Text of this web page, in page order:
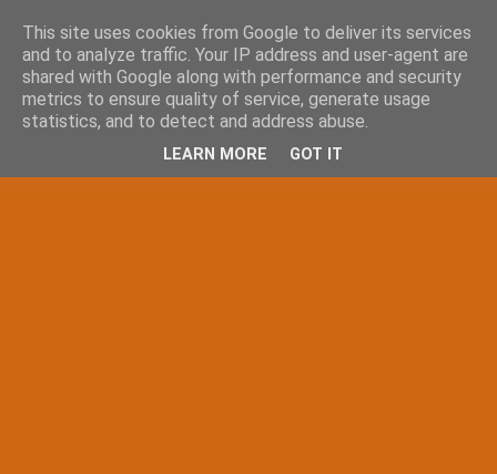
This site uses cookies from Google to deliver its services
and to analyze traffic. Your IP address and user-agent are
shared with Google along with performance and security
metrics to ensure quality of service, generate usage
statistics, and to detect and address abuse.
LEARN MORE GOT IT